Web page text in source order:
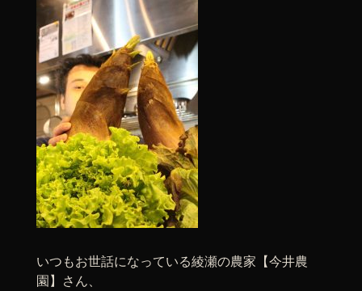
いつもお世話になっている綾瀬の農家【今井農
園】さん、